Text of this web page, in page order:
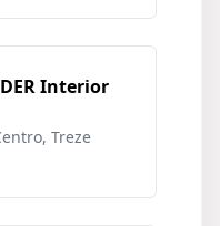
Interior
Treze